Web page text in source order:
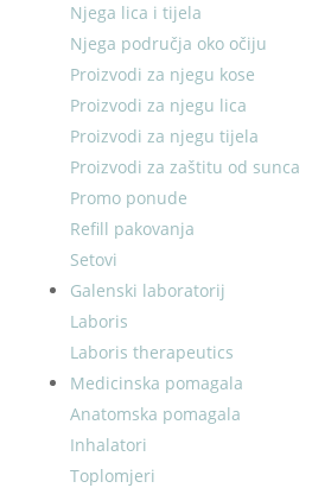
Njega lica i tijela
Njega područja oko očiju
Proizvodi za njegu kose
Proizvodi za njegu lica
Proizvodi za njegu tijela
Proizvodi za zaštitu od sunca
Promo ponude
Refill pakovanja
Setovi
Galenski laboratorij
Laboris
Laboris therapeutics
Medicinska pomagala
Anatomska pomagala
Inhalatori
Toplomjeri